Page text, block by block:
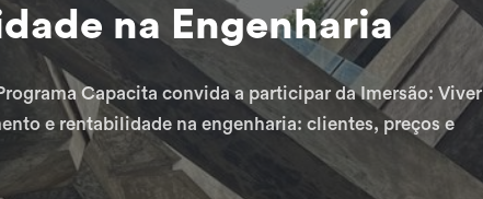
na Engenharia
Capacita convida a participar da Imersão: Viver
e rentabilidade na engenharia: clientes, preços e